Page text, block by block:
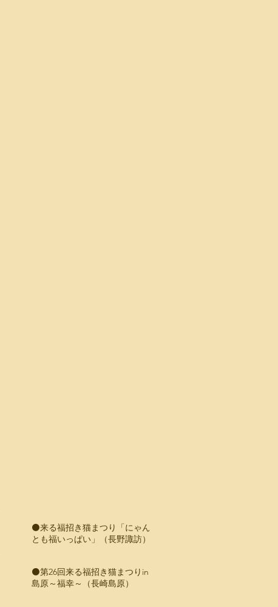
⚫️来る福招き猫まつり「にゃん
とも福いっぱい」（長野諏訪）
⚫️第26回来る福招き猫まつりin
島原～福幸～（長崎島原）